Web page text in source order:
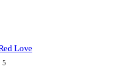
Love
5